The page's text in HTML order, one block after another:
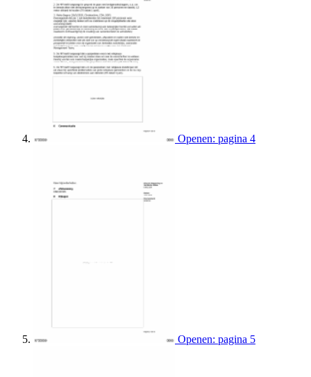
Openen: pagina 4
Openen: pagina 5